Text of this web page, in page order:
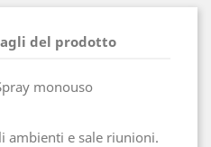
del prodotto
monouso
ambienti e sale riunioni.